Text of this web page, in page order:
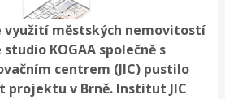
využití městských nemovitostí
KOGAA společně s
centrem (JIC) pustilo
projektu v Brně. Institut JIC